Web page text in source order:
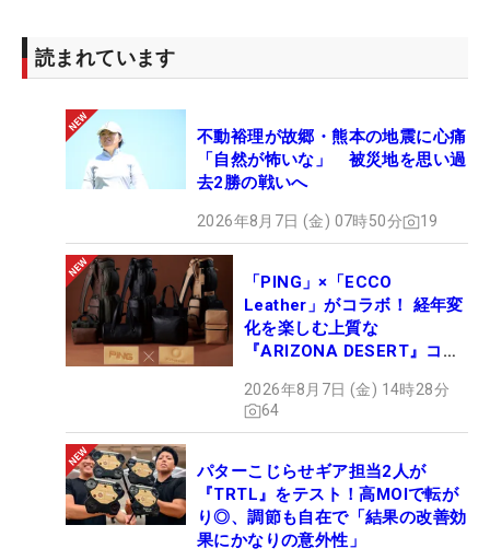
読まれています
不動裕理が故郷・熊本の地震に心痛
「自然が怖いな」 被災地を思い過
去2勝の戦いへ
2026年8月7日 (金) 07時50分 19
「PING」×「ECCO
Leather」がコラボ！ 経年変
化を楽しむ上質な
『ARIZONA DESERT』コレ
ュー
2026年8月7日 (金) 14時28分
64
パターこじらせギア担当2人が
『TRTL』をテスト！高MOIで転が
り◎、調節も自在で「結果の改善効
果にかなりの意外性」